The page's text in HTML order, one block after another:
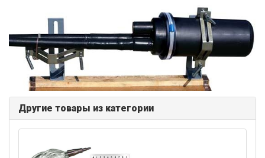
Другие товары из категории